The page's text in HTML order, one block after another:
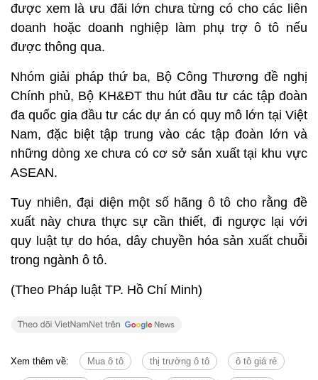
được xem là ưu đãi lớn chưa từng có cho các liên
doanh hoặc doanh nghiệp làm phụ trợ ô tô nếu
được thông qua.
Nhóm giải pháp thứ ba, Bộ Công Thương đề nghị
Chính phủ, Bộ KH&ĐT thu hút đầu tư các tập đoàn
đa quốc gia đầu tư các dự án có quy mô lớn tại Việt
Nam, đặc biệt tập trung vào các tập đoàn lớn và
những dòng xe chưa có cơ sở sản xuất tại khu vực
ASEAN.
Tuy nhiên, đại diện một số hãng ô tô cho rằng đề
xuất này chưa thực sự cần thiết, đi ngược lại với
quy luật tự do hóa, dây chuyền hóa sản xuất chuỗi
trong ngành ô tô.
(Theo Pháp luật TP. Hồ Chí Minh)
Xem thêm về: Mua ô tô thị trường ô tô ô tô giá rẻ